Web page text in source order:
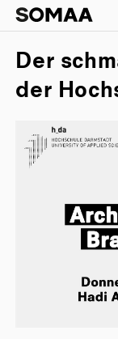
Der
der